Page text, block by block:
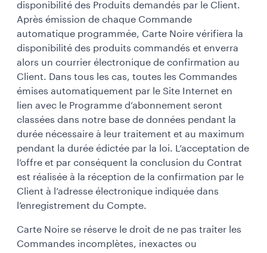
disponibilité des Produits demandés par le Client.
Après émission de chaque Commande
automatique programmée, Carte Noire vérifiera la
disponibilité des produits commandés et enverra
alors un courrier électronique de confirmation au
Client. Dans tous les cas, toutes les Commandes
émises automatiquement par le Site Internet en
lien avec le Programme d’abonnement seront
classées dans notre base de données pendant la
durée nécessaire à leur traitement et au maximum
pendant la durée édictée par la loi. L’acceptation de
l’offre et par conséquent la conclusion du Contrat
est réalisée à la réception de la confirmation par le
Client à l’adresse électronique indiquée dans
l’enregistrement du Compte.
Carte Noire se réserve le droit de ne pas traiter les
Commandes incomplètes, inexactes ou